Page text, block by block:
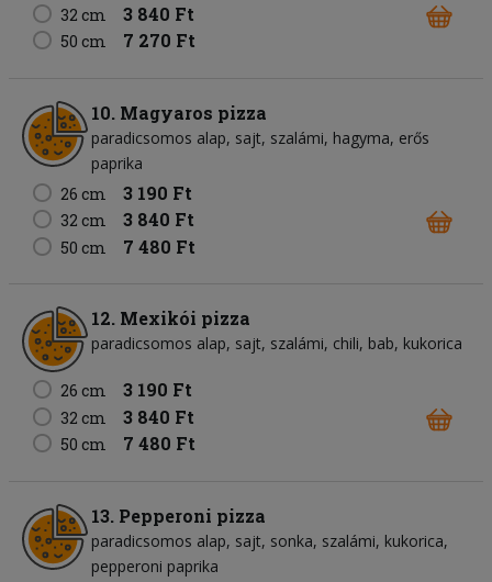
32 cm 3 840 Ft
50 cm 7 270 Ft
10. Magyaros pizza
paradicsomos alap sajt szalámi hagyma erős
paprika
26 cm
3 190 Ft
32 cm 3 840 Ft
50 cm 7 480 Ft
12. Mexikói pizza
paradicsomos alap sajt szalámi chili bab kukorica
26 cm 3 190 Ft
32 cm 3 840 Ft
50 cm 7 480 Ft
13. Pepperoni pizza
paradicsomos alap sajt sonka szalámi kukorica
pepperoni paprika